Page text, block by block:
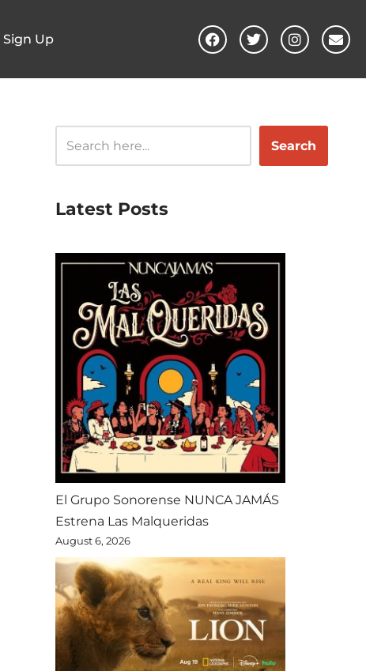
Sign Up
Search
Latest Posts
El Grupo Sonorense NUNCA JAMÁS
Estrena Las Malqueridas
August 6, 2026